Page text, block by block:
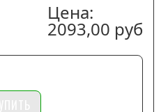
Цена:
2093,00 руб